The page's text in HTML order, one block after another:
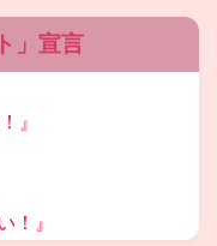
」宣言
』
！』